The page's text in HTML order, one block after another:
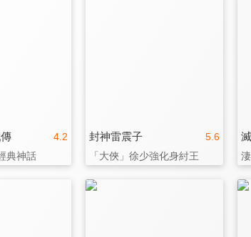
4.2
典神話
5.6
封神雷震子
「大俠」徐少強化身紂王